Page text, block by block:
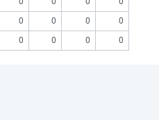
0 0 0
0
0 0 0 0